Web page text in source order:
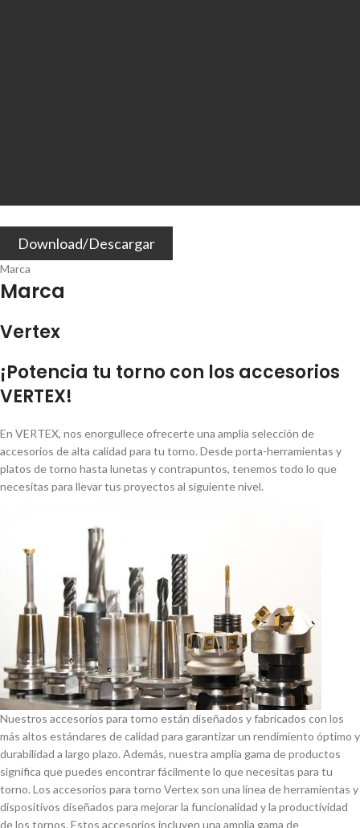
Download/Descargar
Marca
Marca
Vertex
¡Potencia tu torno con los accesorios
VERTEX!
En VERTEX, nos enorgullece ofrecerte una amplia selección de
accesorios de alta calidad para tu torno. Desde porta-herramientas y
platos de torno hasta lunetas y contrapuntos, tenemos todo lo que
necesitas para llevar tus proyectos al siguiente nivel.
Nuestros accesorios para torno están diseñados y fabricados con los
más altos estándares de calidad para garantizar un rendimiento óptimo y
durabilidad a largo plazo. Además, nuestra amplia gama de productos
significa que puedes encontrar fácilmente lo que necesitas para tu
torno. Los accesorios para torno Vertex son una lí­nea de herramientas y
dispositivos diseñados para mejorar la funcionalidad y la productividad
de los tornos. Estos accesorios incluyen una amplia gama de